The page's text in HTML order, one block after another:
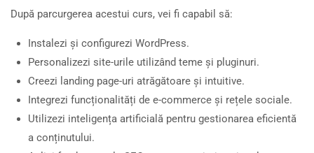
După parcurgerea acestui curs, vei fi capabil să:
Instalezi și configurezi WordPress.
Personalizezi site-urile utilizând teme și pluginuri.
Creezi landing page-uri atrăgătoare și intuitive.
Integrezi funcționalități de e-commerce și rețele sociale.
Utilizezi inteligența artificială pentru gestionarea eficientă
a conținutului.